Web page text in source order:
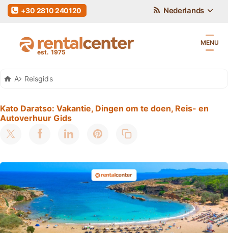
Auto Huren Kreta
Reisgids
Kato Daratso: Vakantie, Dingen om te doen, Reis- en
Autoverhuur Gids
Nederlands
+30 2810 240120
MENU